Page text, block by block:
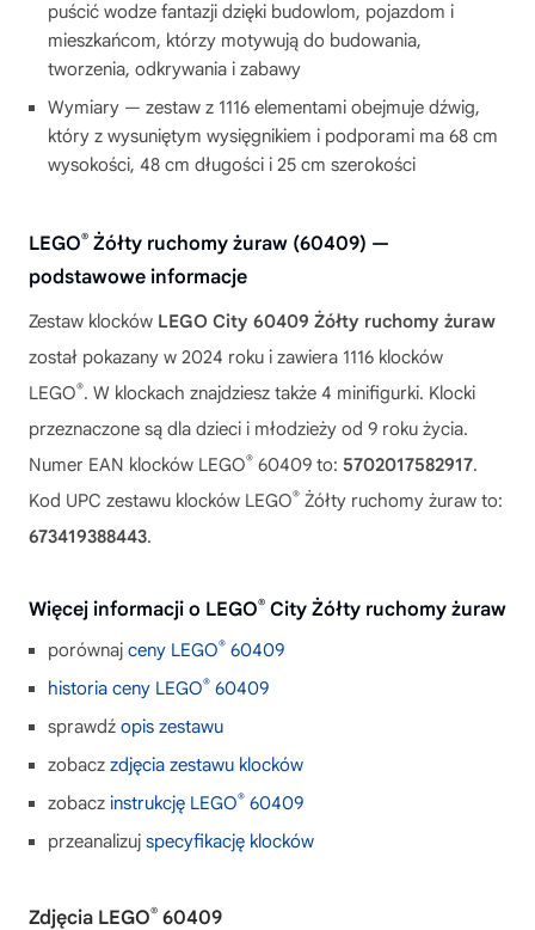
puścić wodze fantazji dzięki budowlom, pojazdom i
mieszkańcom, którzy motywują do budowania,
tworzenia, odkrywania i zabawy
Wymiary — zestaw z 1116 elementami obejmuje dźwig,
który z wysuniętym wysięgnikiem i podporami ma 68 cm
wysokości, 48 cm długości i 25 cm szerokości
LEGO® Żółty ruchomy żuraw (60409) —
podstawowe informacje
Zestaw klocków LEGO City 60409 Żółty ruchomy żuraw
został pokazany w 2024 roku i zawiera 1116 klocków
LEGO®. W klockach znajdziesz także 4 minifigurki. Klocki
przeznaczone są dla dzieci i młodzieży od 9 roku życia.
Numer EAN klocków LEGO® 60409 to: 5702017582917.
Kod UPC zestawu klocków LEGO® Żółty ruchomy żuraw to:
673419388443.
Więcej informacji o LEGO® City Żółty ruchomy żuraw
porównaj ceny LEGO® 60409
historia ceny LEGO® 60409
sprawdź opis zestawu
zobacz zdjęcia zestawu klocków
zobacz instrukcję LEGO® 60409
przeanalizuj specyfikację klocków
Zdjęcia LEGO® 60409